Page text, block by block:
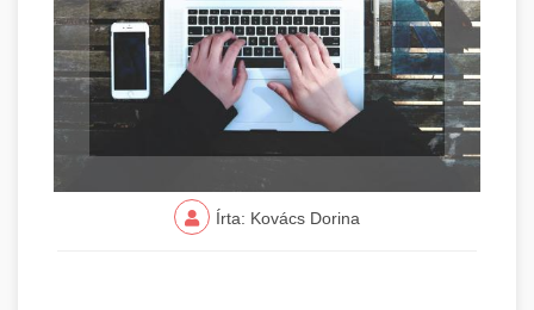
Írta: Kovács Dorina